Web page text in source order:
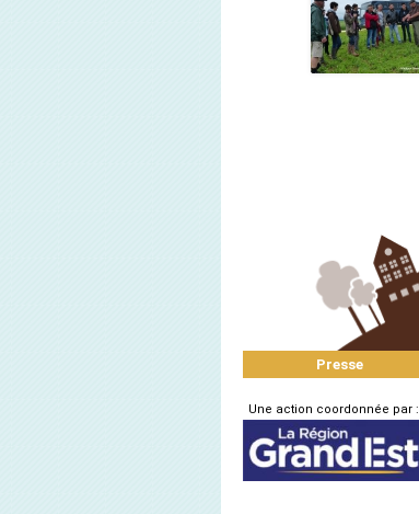
Presse
Une action coordonnée par :